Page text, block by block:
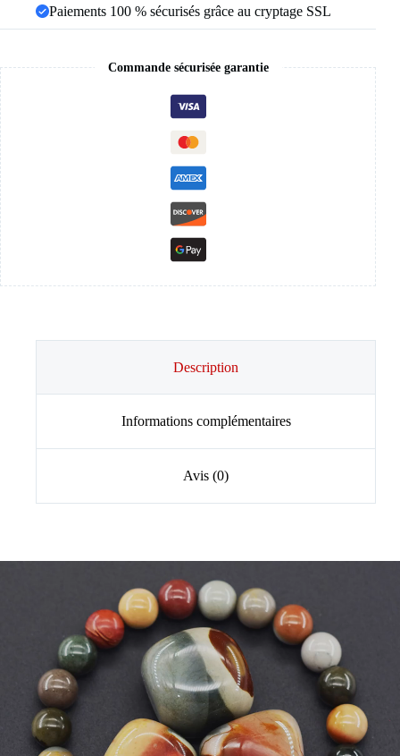
Paiements 100 % sécurisés grâce au cryptage SSL
Commande sécurisée garantie
Description
Informations complémentaires
Avis (0)